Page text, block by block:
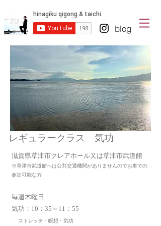
blog
​レギュラークラス 気功
滋賀県草津市クレアホール又は草津市武道館
※草津市武道館へは公共交通機関がありませんのでお車での
参加可能な方
毎週木曜日
気功：10：35～11：55
ストレッチ・瞑想・気功